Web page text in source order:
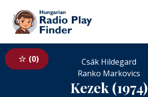
To contents
0
Csák Hildegard
Ranko Markovics
Kezek (1974)